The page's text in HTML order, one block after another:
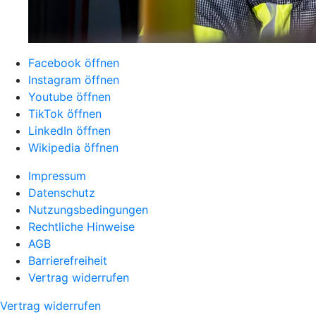
Facebook öffnen
Instagram öffnen
Youtube öffnen
TikTok öffnen
LinkedIn öffnen
Wikipedia öffnen
Impressum
Datenschutz
Nutzungsbedingungen
Rechtliche Hinweise
AGB
Barrierefreiheit
Vertrag widerrufen
Vertrag widerrufen